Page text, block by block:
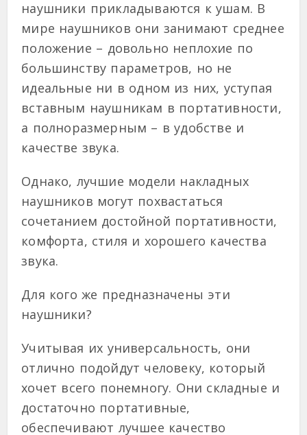
наушники прикладываются к ушам. В
мире наушников они занимают среднее
положение – довольно неплохие по
большинству параметров, но не
идеальные ни в одном из них, уступая
вставным наушникам в портативности,
а полноразмерным – в удобстве и
качестве звука.
Однако, лучшие модели накладных
наушников могут похвастаться
сочетанием достойной портативности,
комфорта, стиля и хорошего качества
звука.
Для кого же предназначены эти
наушники?
Учитывая их универсальность, они
отлично подойдут человеку, который
хочет всего понемногу. Они складные и
достаточно портативные,
обеспечивают лучшее качество